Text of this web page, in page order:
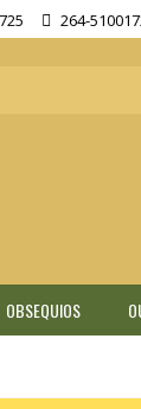
264-
OBSEQUIOS